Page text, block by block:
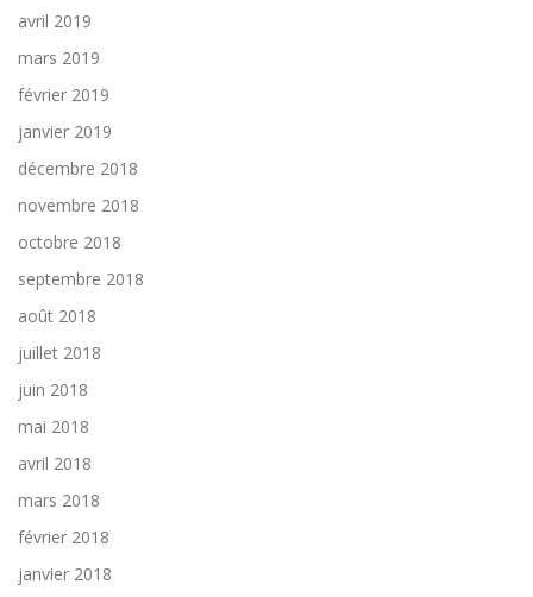
avril 2019
mars 2019
février 2019
janvier 2019
décembre 2018
novembre 2018
octobre 2018
septembre 2018
août 2018
juillet 2018
juin 2018
mai 2018
avril 2018
mars 2018
février 2018
janvier 2018